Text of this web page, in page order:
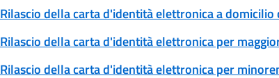
Rilascio della carta d'identità elettronica a domicilio
Rilascio della carta d'identità elettronica per
Rilascio della carta d'identità elettronica per